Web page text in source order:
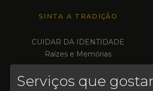
SINTA A TRADIÇÃO
CUIDAR DA IDENTIDADE
Raízes e Memórias
CONTAR A HISTÓRIA
Vozes da Cidade
Serviços que